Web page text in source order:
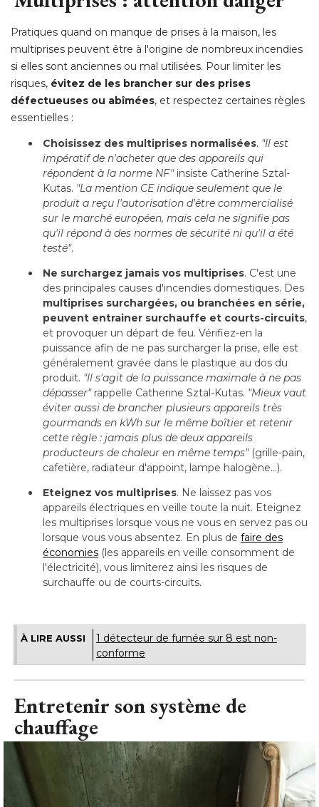
Pratiques quand on manque de prises à la maison, les
multiprises peuvent être à l'origine de nombreux incendies
si elles sont anciennes ou mal utilisées. Pour limiter les
risques, évitez de les brancher sur des prises
défectueuses ou abîmées, et respectez certaines règles
essentielles :
Choisissez des multiprises normalisées. "Il est
impératif de n'acheter que des appareils qui
répondent à la norme NF" insiste Catherine Sztal-
Kutas. "La mention CE indique seulement que le
produit a reçu l'autorisation d'être commercialisé
sur le marché européen, mais cela ne signifie pas
qu'il répond à des normes de sécurité ni qu'il a été
testé".
Ne surchargez jamais vos multiprises. C'est une
des principales causes d'incendies domestiques. Des
multiprises surchargées, ou branchées en série,
peuvent entrainer surchauffe et courts-circuits,
et provoquer un départ de feu. Vérifiez-en la
puissance afin de ne pas surcharger la prise, elle est
généralement gravée dans le plastique au dos du
produit. "Il s'agit de la puissance maximale à ne pas
dépasser" rappelle Catherine Sztal-Kutas. "Mieux vaut
éviter aussi de brancher plusieurs appareils très
gourmands en kWh sur le même boîtier et retenir
cette règle : jamais plus de deux appareils
producteurs de chaleur en même temps" (grille-pain,
cafetière, radiateur d'appoint, lampe halogène...).
Eteignez vos multiprises. Ne laissez pas vos
appareils électriques en veille toute la nuit. Eteignez
les multiprises lorsque vous ne vous en servez pas ou
lorsque vous vous absentez. En plus de faire des
économies (les appareils en veille consomment de
l'électricité), vous limiterez ainsi les risques de
surchauffe ou de courts-circuits.
À LIRE AUSSI
1 détecteur de fumée sur 8 est non-
conforme
Entretenir son système de
chauffage